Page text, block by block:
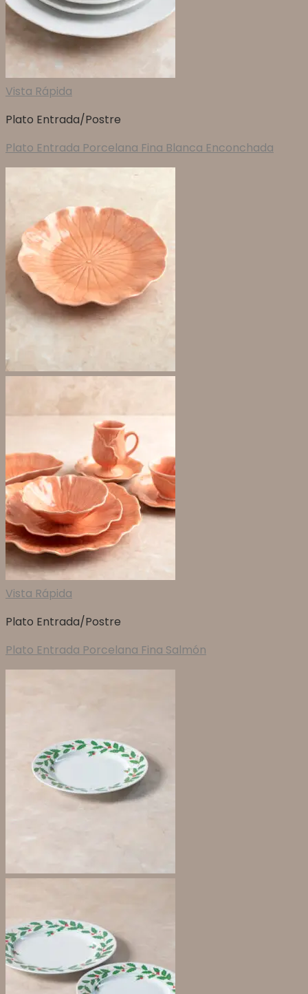
Vista Rápida
Plato Entrada/Postre
Plato Entrada Porcelana Fina Blanca Enconchada
Vista Rápida
Plato Entrada/Postre
Plato Entrada Porcelana Fina Salmón